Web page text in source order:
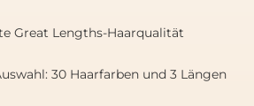
Great Lengths-Haarqualität
30 Haarfarben und 3 Längen